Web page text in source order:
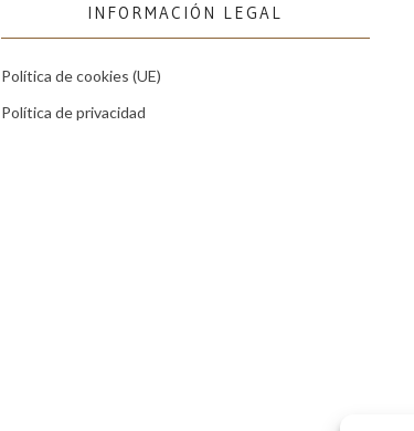
INFORMACIÓN LEGAL
Política de cookies (UE)
Política de privacidad